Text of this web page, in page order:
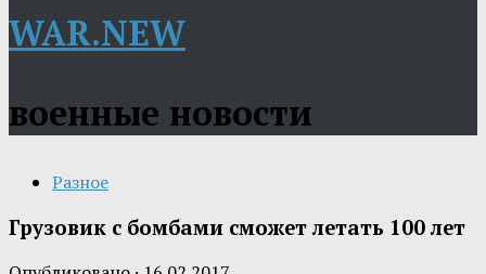
WAR.NEW
военные новости
Разное
Грузовик с бомбами сможет летать 100 лет